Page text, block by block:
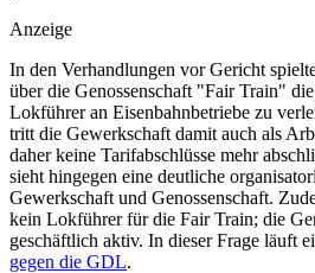
Anzeige
In den Verhandlungen vor Gericht
über die Genossenschaft "Fair Train"
Lokführer an Eisenbahnbetriebe zu
tritt die Gewerkschaft damit auch als
daher keine Tarifabschlüsse mehr
sieht hingegen eine deutliche
Gewerkschaft und Genossenschaft.
kein Lokführer für die Fair Train; die
geschäftlich aktiv. In dieser Frage läuft
gegen die GDL.